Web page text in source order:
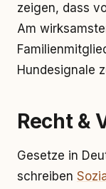
zeigen, dass
Am
Hundesignale
Recht &
Gesetze in
schreiben